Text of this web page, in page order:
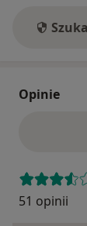
Opinie
51 opinii